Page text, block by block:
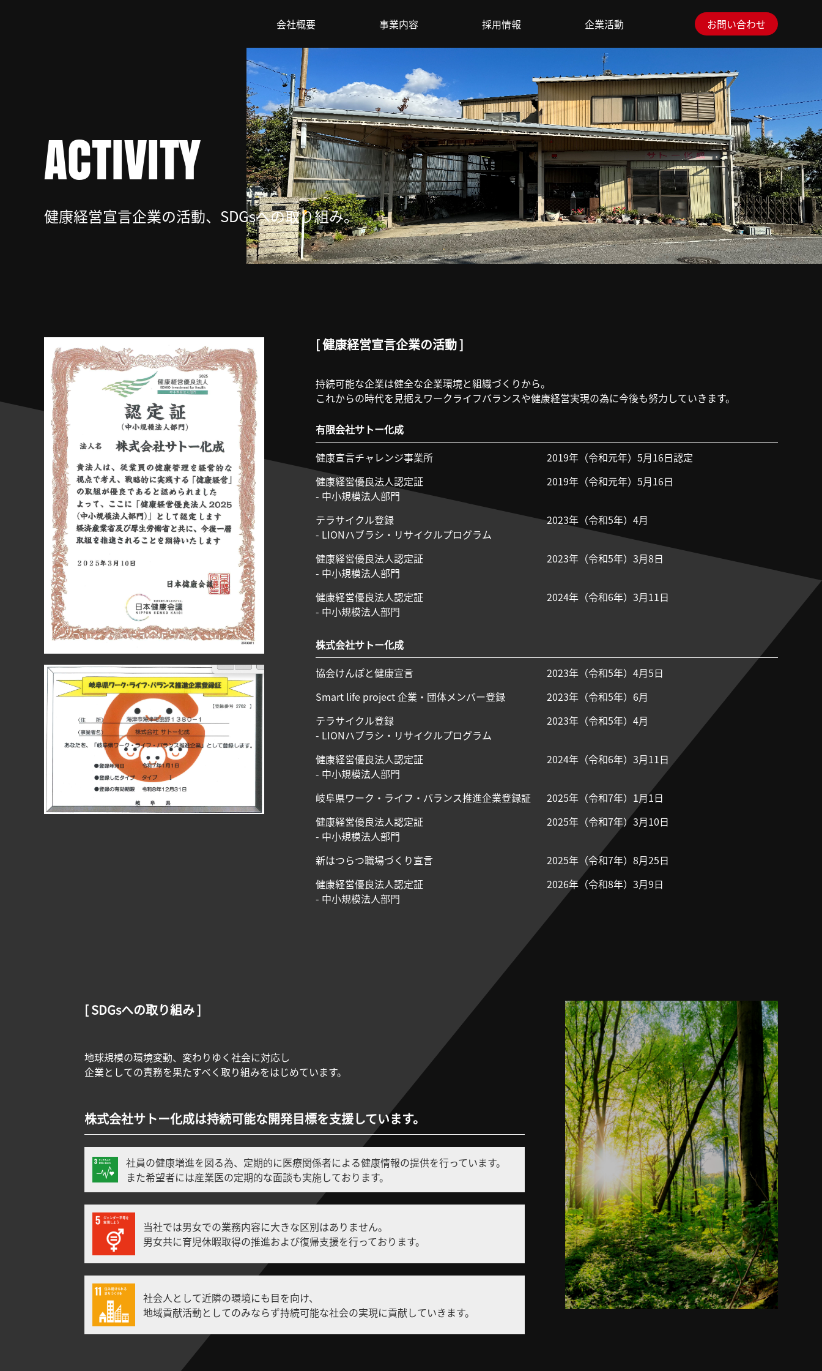
会社概要 事業内容 採用情報 企業活動 お問い合わせ
会社概要 事業内容 採用情報 企業活動 お問い合わせ
ACTIVITY
健康経営宣言企業の活動、SDGsへの取り組み。
[ 健康経営宣言企業の活動 ]
持続可能な企業は健全な企業環境と組織づくりから。
これからの時代を見据えワークライフバランスや健康経営実現の為に今後も努力していきます。
有限会社サトー化成
健康宣言チャレンジ事業所
2019年（令和元年）5月16日認定
健康経営優良法人認定証
- 中小規模法人部門
2019年（令和元年）5月16日
テラサイクル登録
- LIONハブラシ・リサイクルプログラム
2023年（令和5年）4月
健康経営優良法人認定証
- 中小規模法人部門
2023年（令和5年）3月8日
健康経営優良法人認定証
- 中小規模法人部門
2024年（令和6年）3月11日
株式会社サトー化成
協会けんぽと健康宣言
2023年（令和5年）4月5日
Smart life project 企業・団体メンバー登録
2023年（令和5年）6月
テラサイクル登録
- LIONハブラシ・リサイクルプログラム
2023年（令和5年）4月
健康経営優良法人認定証
- 中小規模法人部門
2024年（令和6年）3月11日
岐阜県ワーク・ライフ・バランス推進企業登録証
2025年（令和7年）1月1日
健康経営優良法人認定証
- 中小規模法人部門
2025年（令和7年）3月10日
新はつらつ職場づくり宣言
2025年（令和7年）8月25日
健康経営優良法人認定証
- 中小規模法人部門
2026年（令和8年）3月9日
[ SDGsへの取り組み ]
地球規模の環境変動、変わりゆく社会に対応し
企業としての責務を果たすべく取り組みをはじめています。
株式会社サトー化成は持続可能な開発目標を支援しています。
社員の健康増進を図る為、定期的に医療関係者による健康情報の提供を行っています。
また希望者には産業医の定期的な面談も実施しております。
当社では男女での業務内容に大きな区別はありません。
男女共に育児休暇取得の推進および復帰支援を行っております。
社会人として近隣の環境にも目を向け、
地域貢献活動としてのみならず持続可能な社会の実現に貢献していきます。